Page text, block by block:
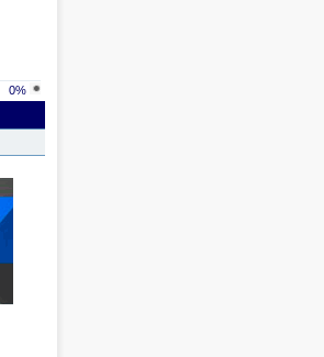
0%